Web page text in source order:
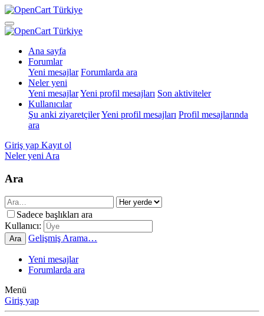
Ana sayfa
Forumlar
Yeni mesajlar Forumlarda ara
Neler yeni
Yeni mesajlarYeni profil mesajları Son aktiviteler
Kullanıcılar
Şu anki ziyaretçilerYeni profil mesajları Profil mesajlarında
ara
Giriş yap Kayıt ol
Neler yeni Ara
Ara
Sadece başlıkları ara
Kullanıcı:
Ara Gelişmiş Arama…
Yeni mesajlar
Forumlarda ara
Menü
Giriş yap